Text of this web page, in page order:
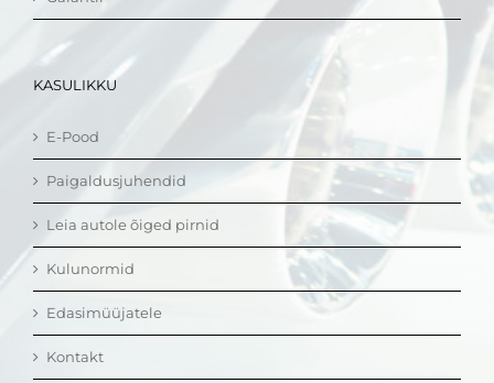
KASULIKKU
E-Pood
Paigaldusjuhendid
Leia autole õiged pirnid
Kulunormid
Edasimüüjatele
Kontakt